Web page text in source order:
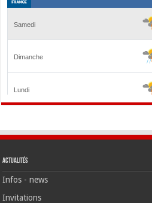
Actualités
Infos - news
Invitations